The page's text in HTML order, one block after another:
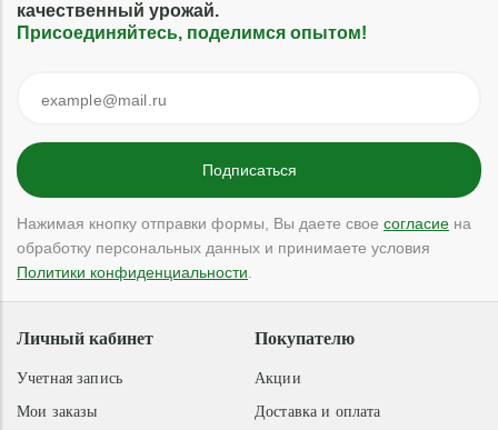
качественный урожай.
Присоединяйтесь, поделимся опытом!
Нажимая кнопку отправки формы, Вы даете свое согласие на
обработку персональных данных и принимаете условия
Политики конфиденциальности
Покупателю
Акции
Доставка и оплата
Личный кабинет
Учетная запись
Мои заказы